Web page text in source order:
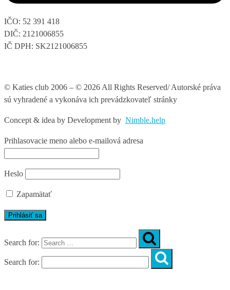
IČO: 52 391 418
DIČ: 2121006855
IČ DPH: SK2121006855
© Katies club 2006 – © 2026 All Rights Reserved/ Autorské práva
sú vyhradené a vykonáva ich prevádzkovateľ stránky
Concept & idea by Development by Nimble.help
Prihlasovacie meno alebo e-mailová adresa
Heslo
Zapamätať
Search for:
Search for: